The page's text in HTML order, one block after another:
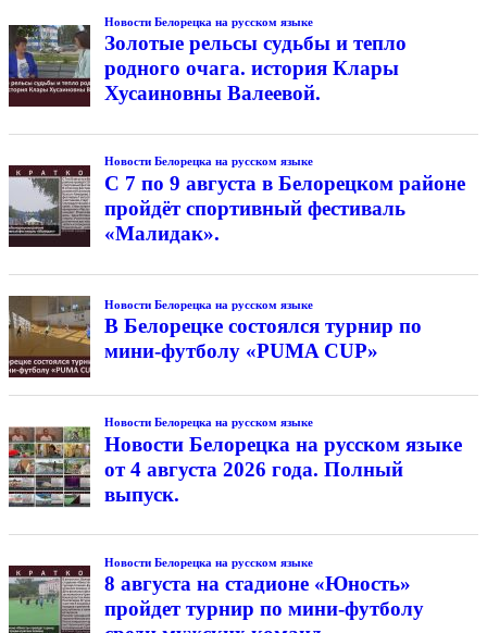
Новости Белорецка на русском языке
Золотые рельсы судьбы и тепло
родного очага. история Клары
Хусаиновны Валеевой.
Новости Белорецка на русском языке
С 7 по 9 августа в Белорецком районе
пройдёт спортивный фестиваль
«Малидак».
Новости Белорецка на русском языке
В Белорецке состоялся турнир по
мини-футболу «PUMA CUP»
Новости Белорецка на русском языке
Новости Белорецка на русском языке
от 4 августа 2026 года. Полный
выпуск.
Новости Белорецка на русском языке
8 августа на стадионе «Юность»
пройдет турнир по мини-футболу